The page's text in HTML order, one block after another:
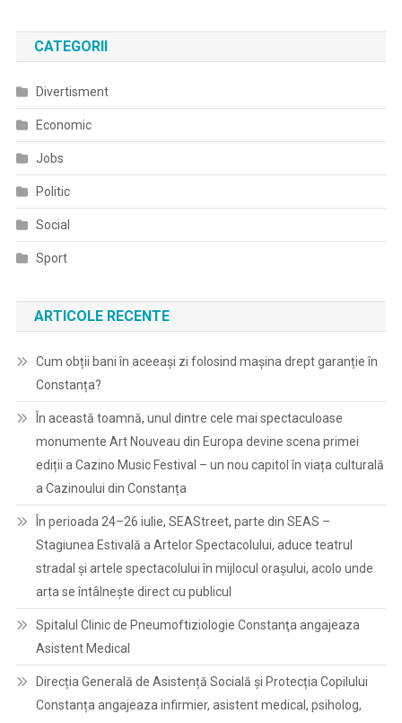
CATEGORII
Divertisment
Economic
Jobs
Politic
Social
Sport
ARTICOLE RECENTE
Cum obții bani în aceeași zi folosind mașina drept garanție în
Constanța?
În această toamnă, unul dintre cele mai spectaculoase
monumente Art Nouveau din Europa devine scena primei
ediții a Cazino Music Festival – un nou capitol în viața culturală
a Cazinoului din Constanța
În perioada 24–26 iulie, SEAStreet, parte din SEAS –
Stagiunea Estivală a Artelor Spectacolului, aduce teatrul
stradal și artele spectacolului în mijlocul orașului, acolo unde
arta se întâlnește direct cu publicul
Spitalul Clinic de Pneumoftiziologie Constanţa angajeaza
Asistent Medical
Direcția Generală de Asistență Socială și Protecția Copilului
Constanța angajeaza infirmier, asistent medical, psiholog,